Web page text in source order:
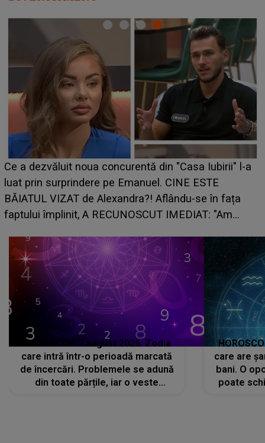
HOROSCOP de weekend, 8-9 august 2026. Zodia
care riscă să rămână fără bani. O decizie luată în
grabă îi aduce pierderi semnificative și îi dă toate
planurile peste cap
HOROSCOP 7 august 2026. Zodia
care intră într-o perioadă marcată
de încercări. Problemele se adună
din toate părțile, iar o veste
care are
bani. O
poate